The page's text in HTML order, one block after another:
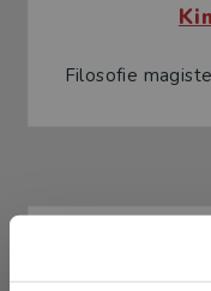
Filosofie